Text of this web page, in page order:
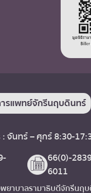
รแพทย์จักรีนฤบดินทร์
: จันทร์ – ศุกร์ 8:30-
66(0)-
6011
พยาบาลรามาธิบดีจักรีนฤ